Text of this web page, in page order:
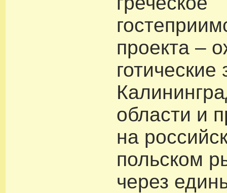
проекта –
готические
области и
на
польском
через